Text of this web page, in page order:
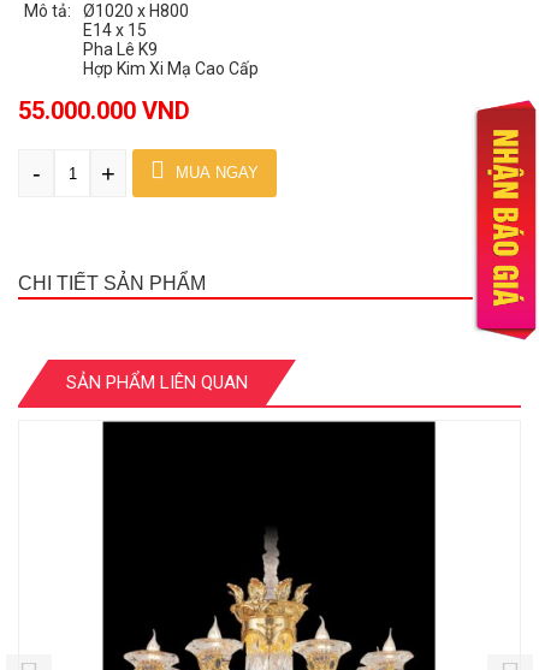
Mô tả:
Ø1020 x H800
E14 x 15
Pha Lê K9
Hợp Kim Xi Mạ Cao Cấp
55.000.000 VND
- + MUA NGAY
CHI TIẾT SẢN PHẨM
SẢN PHẨM LIÊN QUAN